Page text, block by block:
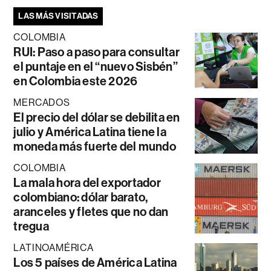
LAS MÁS VISITADAS
COLOMBIA
RUI: Paso a paso para consultar
el puntaje en el “nuevo Sisbén”
en Colombia este 2026
MERCADOS
El precio del dólar se debilita en
julio y América Latina tiene la
moneda más fuerte del mundo
COLOMBIA
La mala hora del exportador
colombiano: dólar barato,
aranceles y fletes que no dan
tregua
LATINOAMÉRICA
Los 5 países de América Latina